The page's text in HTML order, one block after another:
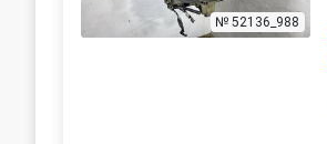
№ 52136_988